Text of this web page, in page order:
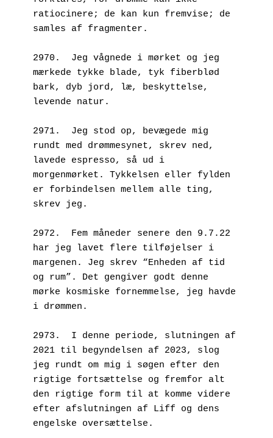
ratiocinere; de kan kun fremvise; de
samles af fragmenter.
2970.  Jeg vågnede i mørket og jeg
mærkede tykke blade, tyk fiberblød
bark, dyb jord, læ, beskyttelse,
levende natur.
2971.  Jeg stod op, bevægede mig
rundt med drømmesynet, skrev ned,
lavede espresso, så ud i
morgenmørket. Tykkelsen eller fylden
er forbindelsen mellem alle ting,
skrev jeg.
2972.  Fem måneder senere den 9.7.22
har jeg lavet flere tilføjelser i
margenen. Jeg skrev “Enheden af tid
og rum”. Det gengiver godt denne
mørke kosmiske fornemmelse, jeg havde
i drømmen.
2973.  I denne periode, slutningen af
2021 til begyndelsen af 2023, slog
jeg rundt om mig i søgen efter den
rigtige fortsættelse og fremfor alt
den rigtige form til at komme videre
efter afslutningen af Liff og dens
engelske oversættelse.